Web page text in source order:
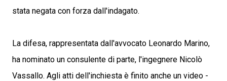
stata negata con forza dall'indagato.
La difesa, rappresentata dall'avvocato Leonardo Marino,
ha nominato un consulente di parte, l'ingegnere Nicolò
Vassallo. Agli atti dell'inchiesta è finito anche un video -